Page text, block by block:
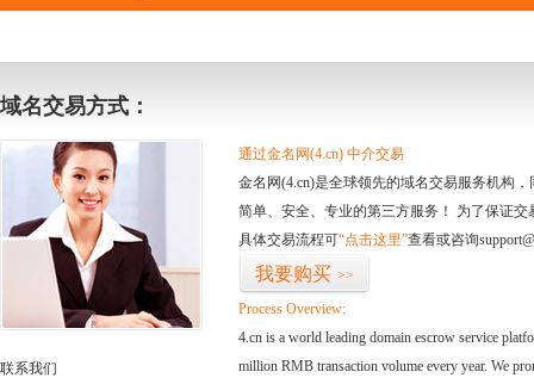
域名交易方式：
联系我们
通过金名网(4.cn) 中介交易
金名网(4.cn)是全球领先的域名交易服务机构
简单、安全、专业的第三方服务！ 为了保证
具体交易流程可“点击这里”查看或咨询
我要购买 >>
Process Overview:
4.cn is a world leading domain escrow service
million RMB transaction volume every year. We